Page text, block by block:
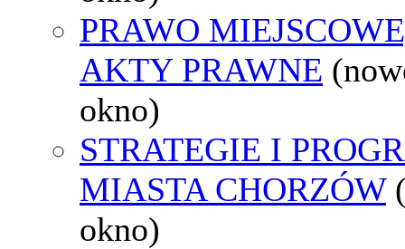
PRAWO
AKTY PRAWNE
okno)
STRATEGIE I
MIASTA CHORZÓW
okno)